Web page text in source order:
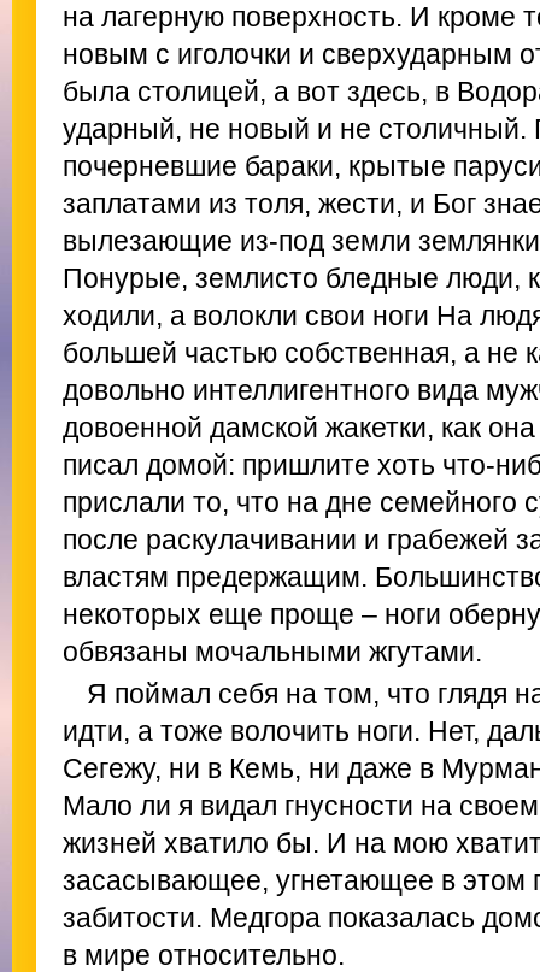
на лагерную поверхность. И кроме
новым с иголочки и сверхударным
была столицей, а вот здесь, в
ударный, не новый и не столичный.
почерневшие бараки, крытые
заплатами из толя, жести, и Бог
вылезающие из-под земли
Понурые, землисто бледные люди,
ходили, а волокли свои ноги На
большей частью собственная, а не
довольно интеллигентного вида
довоенной дамской жакетки, как
писал домой: пришлите хоть что-
прислали то, что на дне семейного
после раскулачивании и грабежей
властям предержащим.
некоторых еще проще – ноги
обвязаны мочальными жгутами.
Я поймал себя на том, что глядя
идти, а тоже волочить ноги. Нет,
Сегежу, ни в Кемь, ни даже в
Мало ли я видал гнусности на
жизней хватило бы. И на мою
засасывающее, угнетающее в этом
забитости. Медгора показалась
в мире относительно.